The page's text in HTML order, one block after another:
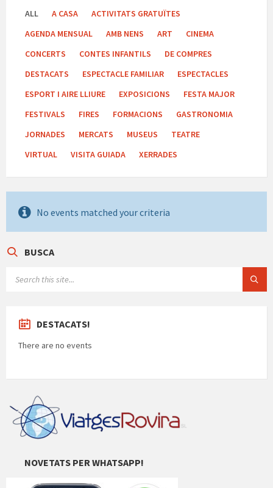
ALL A CASA
ACTIVITATS GRATUÏTES
AGENDA MENSUAL
AMB NENS ART
CINEMA
CONCERTS
CONTES INFANTILS
DE COMPRES
DESTACATS
ESPECTACLE FAMILIAR
ESPECTACLES
ESPORT I AIRE LLIURE
EXPOSICIONS
FESTA MAJOR
FESTIVALS
FIRES FORMACIONS
GASTRONOMIA
JORNADES
MERCATS MUSEUS
TEATRE
VIRTUAL
VISITA GUIADA XERRADES
No events matched your criteria
BUSCA
DESTACATS!
There are no events
NOVETATS PER WHATSAPP!